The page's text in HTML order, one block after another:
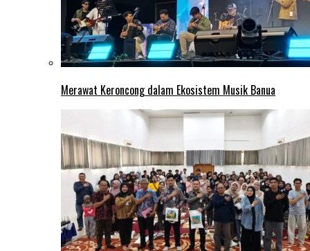
Merawat Keroncong dalam Ekosistem Musik Banua